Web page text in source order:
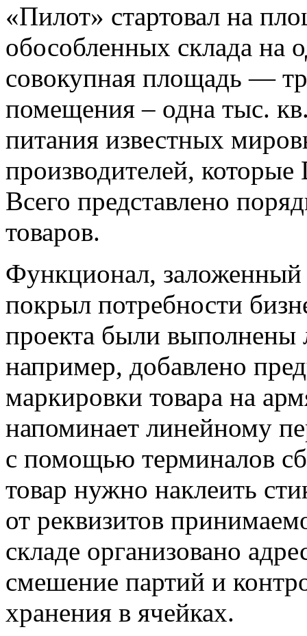
«Пилот» стартовал на
обособленных склада на
совокупная площадь —
помещения – одна тыс.
питания известных
производителей,
Всего представлено
товаров.
Функционал,
покрыл потребности
проекта были
например, добавлено
маркировки товара на
напоминает линейному
с помощью терминалов
товар нужно наклеить
от реквизитов
складе организовано
смешение партий и
хранения в ячейках.